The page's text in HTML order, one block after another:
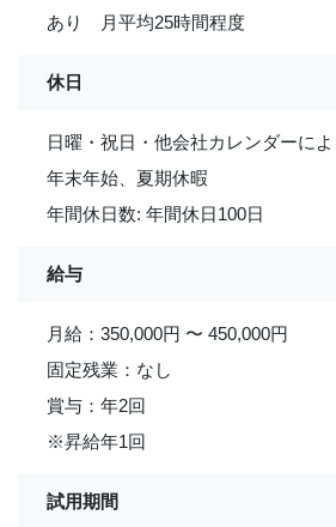
あり 月平均25時間程度
休日
日曜・祝日・他会社カレンダーによ
年末年始、夏期休暇
年間休日数: 年間休日100日
給与
月給：350,000円 〜 450,000円
固定残業：なし
賞与：年2回
※昇給年1回
試用期間